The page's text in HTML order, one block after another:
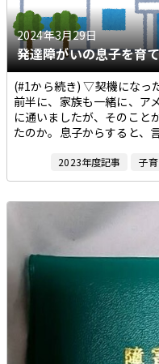
2024年3月29日
発達障がいの息子を育
(#1から続き) ▽契機になっ
前半に、家族も一緒に、ア
に通いましたが、そのこと
たのか。息子からすると、
2023年度記事 子